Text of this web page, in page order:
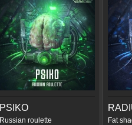
PSIKO
Russian roulette Fat